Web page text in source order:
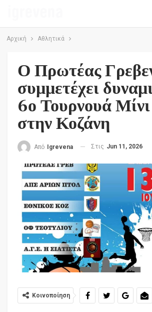
Αρχική Αθλητικά
Ο Πρωτέας
συμμετέχει
6ο Τουρνουά
στην Κοζάνη
Από Igrevena Στις Jun 11, 2026
Κοινοποίηση